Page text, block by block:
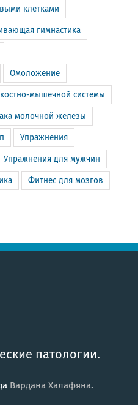
клетками
гимнастика
Омоложение
мышечной системы
молочной железы
Упражнения
Упражнения для мужчин
Фитнес для мозгов
патологии.
Вардана Халафяна.